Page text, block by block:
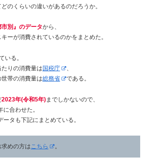
のくらいの違いがあるのだろうか。
市別』のデータから、
ーが消費されているのかをまとめた。
いる。
たりの消費量は 国税庁
、
世帯の消費量は総務省 である。
2023年(令和5年)までしかないので、
合わせた。
タも下記にまとめている。
めの方はこちら 。